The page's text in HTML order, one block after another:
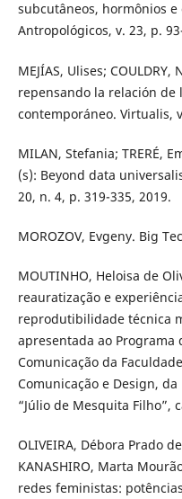
subcutâneos, hormônios
Antropológicos, v. 23, p.
MEJÍAS, Ulises;
repensando la relación de
contemporáneo. Virtualis,
MILAN, Stefania; TRERÉ,
(s): Beyond data
20, n. 4, p. 319-335, 2019.
MOROZOV, Evgeny. Big
MOUTINHO, Heloisa de
reauratização e
reprodutibilidade técnica
apresentada ao Programa
Comunicação da
Comunicação e Design,
“Júlio de Mesquita Filho”,
OLIVEIRA, Débora Prado
KANASHIRO, Marta
redes feministas: